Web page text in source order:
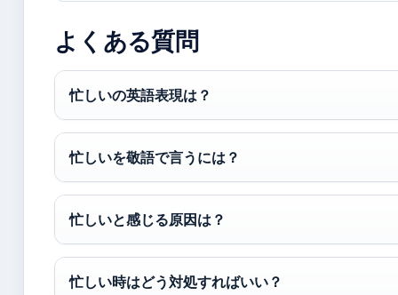
よくある質問
忙しいの英語表現は？
忙しいを敬語で言うには？
忙しいと感じる原因は？
忙しい時はどう対処すればいい？